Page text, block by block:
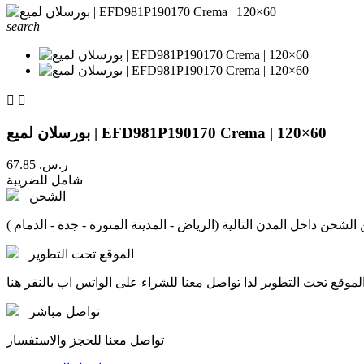
search
 
بورسلان لميع | EFD981P190170 Crema | 120×60
67.85 ر.س.‏
شامل للضريبة
الشحن
الشحن داخل المدن التالية (الرياض - المدينة المنورة - جدة - الدمام )
الموقع تحت التطوير
الموقع تحت التطوير لذا تواصل معنا للشراء على الواتس اب بالنقر هنا
تواصل مباشر
تواصل معنا للحجز والاستفسار